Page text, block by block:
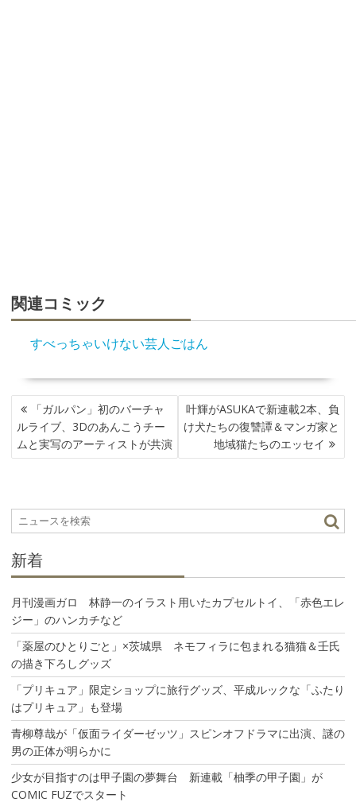
関連コミック
すべっちゃいけない芸人ごはん
投
稿
ナ
ビ
シ
ョ
「ガルパン」初のバーチャ
ルライブ、3Dのあんこうチー
ムと実写のアーティストが共演
叶輝がASUKAで新連載2本、負
け犬たちの復讐譚＆マンガ家と
地域猫たちのエッセイ
新着
月刊漫画ガロ 林静一のイラスト用いたカプセルトイ、「赤色エレ
ジー」のハンカチなど
「薬屋のひとりごと」×茨城県 ネモフィラに包まれる猫猫＆壬氏
の描き下ろしグッズ
「プリキュア」限定ショップに旅行グッズ、平成ルックな「ふたり
はプリキュア」も登場
青柳尊哉が「仮面ライダーゼッツ」スピンオフドラマに出演、謎の
男の正体が明らかに
少女が目指すのは甲子園の夢舞台 新連載「柚季の甲子園」が
COMIC FUZでスタート